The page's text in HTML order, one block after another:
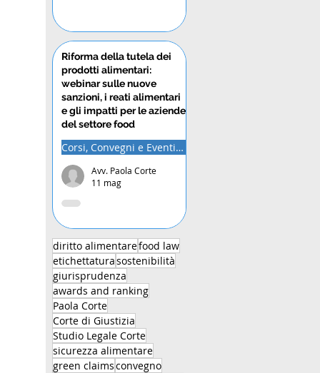
Riforma della tutela dei
prodotti alimentari:
webinar sulle nuove
sanzioni, i reati alimentari
e gli impatti per le aziende
del settore food
Corsi, Convegni e Eventi Formativi
Avv. Paola Corte
11 mag
diritto alimentarefood law
etichettaturasostenibilità
giurisprudenza
awards and ranking
Paola Corte
Corte di Giustizia
Studio Legale Corte
sicurezza alimentare
green claimsconvegno